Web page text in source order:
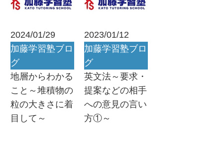
2024/01/29
加藤学習塾ブロ
グ
地層からわかる
こと～堆積物の
粒の大きさに着
目して～
2023/01/12
加藤学習塾ブロ
グ
英文法～要求・
提案などの相手
への意見の言い
方①～